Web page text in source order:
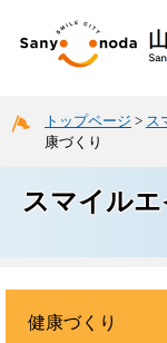
トップページ > ス
康づくり
スマイル
健康づくり